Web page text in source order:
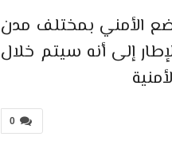
الأمني بمختلف مدن
إلى أنه سيتم خلال
0